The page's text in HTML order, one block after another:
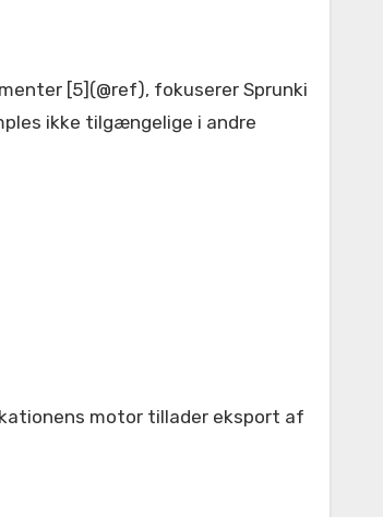
[5](@ref), fokuserer Sprunki
ikke tilgængelige i andre
motor tillader eksport af